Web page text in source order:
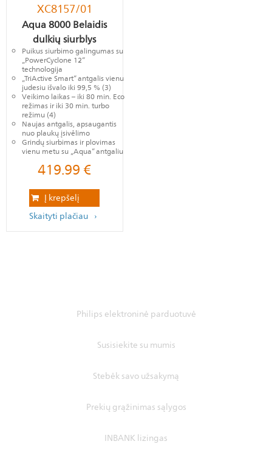
XC8157/01
Aqua 8000 Belaidis
dulkių siurblys
Puikus siurbimo galingumas su
„PowerCyclone 12“
technologija
„TriActive Smart“ antgalis vienu
judesiu išvalo iki 99,5 % (3)
Veikimo laikas – iki 80 min. Eco
režimas ir iki 30 min. turbo
režimu (4)
Naujas antgalis, apsaugantis
nuo plaukų įsivėlimo
Grindų siurbimas ir plovimas
vienu metu su „Aqua“ antgaliu
419.99€
Į krepšelį
Skaityti plačiau
Philips elektroninė parduotuvė
Susisiekite su mumis
Stebėk savo užsakymą
Prekių grąžinimas sąlygos
INBANK lizingas